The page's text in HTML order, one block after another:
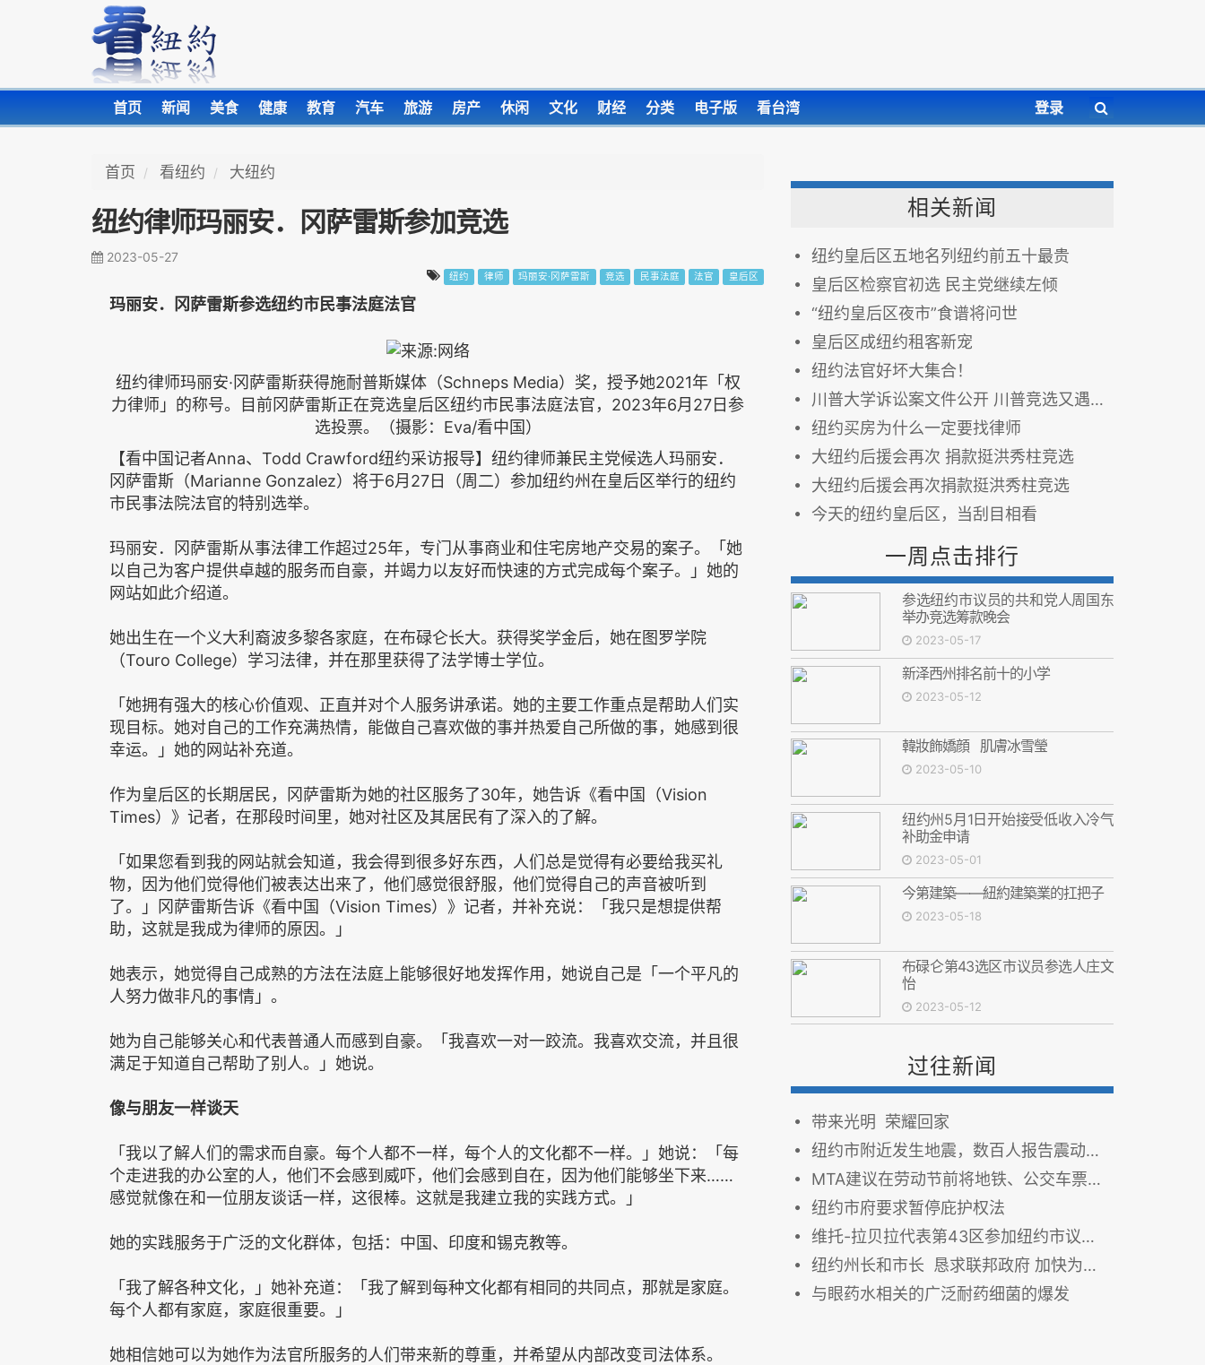
首页 新闻 美食 健康 教育 汽车 旅游 房产 休闲 文化 财经 分类 电子版 看台湾 登录
首页 看纽约 大纽约
纽约律师玛丽安．冈萨雷斯参加竞选
2023-05-27
纽约 律师 玛丽安·冈萨雷斯 竞选 民事法庭 法官 皇后区
玛丽安．冈萨雷斯参选纽约市民事法庭法官
纽约律师玛丽安·冈萨雷斯获得施耐普斯媒体（Schneps Media）奖，授予她2021年「权
力律师」的称号。目前冈萨雷斯正在竞选皇后区纽约市民事法庭法官，2023年6月27日参
选投票。（摄影：Eva/看中国）
【看中国记者Anna、Todd Crawford纽约采访报导】纽约律师兼民主党候选人玛丽安．
冈萨雷斯（Marianne Gonzalez）将于6月27日（周二）参加纽约州在皇后区举行的纽约
市民事法院法官的特别选举。
玛丽安．冈萨雷斯从事法律工作超过25年，专门从事商业和住宅房地产交易的案子。「她
以自己为客户提供卓越的服务而自豪，并竭力以友好而快速的方式完成每个案子。」她的
网站如此介绍道。
她出生在一个义大利裔波多黎各家庭，在布碌仑长大。获得奖学金后，她在图罗学院
（Touro College）学习法律，并在那里获得了法学博士学位。
「她拥有强大的核心价值观、正直并对个人服务讲承诺。她的主要工作重点是帮助人们实
现目标。她对自己的工作充满热情，能做自己喜欢做的事并热爱自己所做的事，她感到很
幸运。」她的网站补充道。
作为皇后区的长期居民，冈萨雷斯为她的社区服务了30年，她告诉《看中国（Vision
Times）》记者，在那段时间里，她对社区及其居民有了深入的了解。
「如果您看到我的网站就会知道，我会得到很多好东西，人们总是觉得有必要给我买礼
物，因为他们觉得他们被表达出来了，他们感觉很舒服，他们觉得自己的声音被听到
了。」冈萨雷斯告诉《看中国（Vision Times）》记者，并补充说：「我只是想提供帮
助，这就是我成为律师的原因。」
她表示，她觉得自己成熟的方法在法庭上能够很好地发挥作用，她说自己是「一个平凡的
人努力做非凡的事情」。
她为自己能够关心和代表普通人而感到自豪。「我喜欢一对一跤流。我喜欢交流，并且很
满足于知道自己帮助了别人。」她说。
像与朋友一样谈天
「我以了解人们的需求而自豪。每个人都不一样，每个人的文化都不一样。」她说：「每
个走进我的办公室的人，他们不会感到威吓，他们会感到自在，因为他们能够坐下来……
感觉就像在和一位朋友谈话一样，这很棒。这就是我建立我的实践方式。」
她的实践服务于广泛的文化群体，包括：中国、印度和锡克教等。
「我了解各种文化，」她补充道：「我了解到每种文化都有相同的共同点，那就是家庭。
每个人都有家庭，家庭很重要。」
她相信她可以为她作为法官所服务的人们带来新的尊重，并希望从内部改变司法体系。
相关新闻
纽约皇后区五地名列纽约前五十最贵
皇后区检察官初选 民主党继续左倾
“纽约皇后区夜市”食谱将问世
皇后区成纽约租客新宠
纽约法官好坏大集合！
川普大学诉讼案文件公开 川普竞选又遇难堪
纽约买房为什么一定要找律师
大纽约后援会再次 捐款挺洪秀柱竞选
大纽约后援会再次捐款挺洪秀柱竞选
今天的纽约皇后区，当刮目相看
一周点击排行
参选纽约市议员的共和党人周国东
举办竞选筹款晚会
2023-05-17
新泽西州排名前十的小学
2023-05-12
韓妝飾嬌顔 肌膚冰雪瑩
2023-05-10
纽约州5月1日开始接受低收入冷气
补助金申请
2023-05-01
今第建築——紐約建築業的扛把子
2023-05-18
布碌仑第43选区市议员参选人庄文
怡
2023-05-12
过往新闻
带来光明 荣耀回家
纽约市附近发生地震，数百人报告震动情况
MTA建议在劳动节前将地铁、公交车票价提高到2.9美元
纽约市府要求暂停庇护权法
维托-拉贝拉代表第43区参加纽约市议会选举
纽约州长和市长 恳求联邦政府 加快为寻求庇护者发放工作许可
与眼药水相关的广泛耐药细菌的爆发